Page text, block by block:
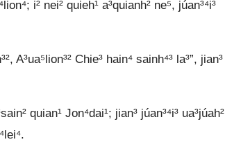
i² nei² quieh¹ a³quianh² ne⁵, júan³⁴i³
A³ua⁵lion³² Chie³ hain⁴ sainh⁴³ la³”, jian³
quian¹ Jon⁴dai¹; jian³ júan³⁴i³ ua³júah²